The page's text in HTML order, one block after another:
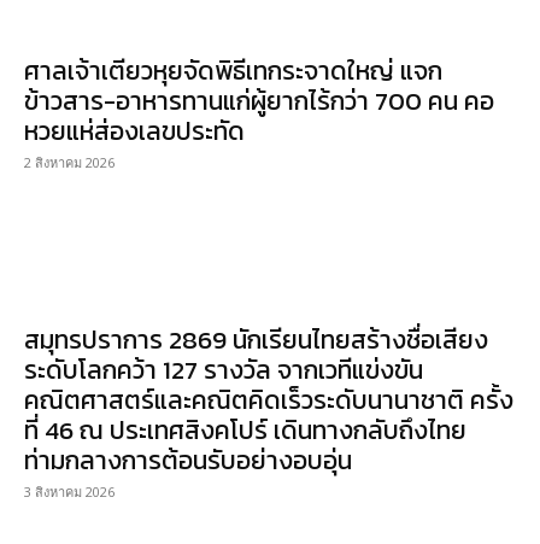
ศาลเจ้าเตียวหุยจัดพิธีเทกระจาดใหญ่ แจก
ข้าวสาร-อาหารทานแก่ผู้ยากไร้กว่า 700 คน คอ
หวยแห่ส่องเลขประทัด
2 สิงหาคม 2026
สมุทรปราการ 2869 นักเรียนไทยสร้างชื่อเสียง
ระดับโลกคว้า 127 รางวัล จากเวทีแข่งขัน
คณิตศาสตร์และคณิตคิดเร็วระดับนานาชาติ ครั้ง
ที่ 46 ณ ประเทศสิงคโปร์ เดินทางกลับถึงไทย
ท่ามกลางการต้อนรับอย่างอบอุ่น
3 สิงหาคม 2026